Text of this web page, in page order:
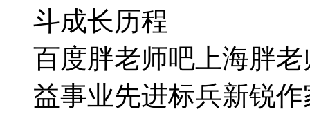
斗成长历程
百度胖老师吧上海胖
益事业先进标兵新锐